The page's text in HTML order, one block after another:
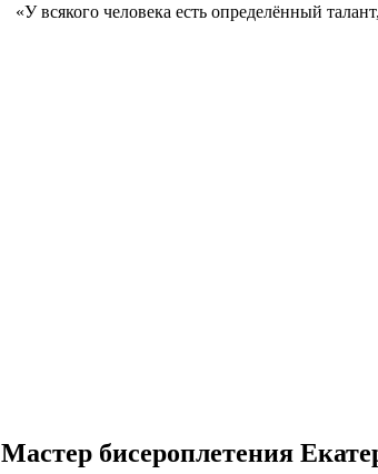
«У всякого человека есть определённый
Мастер бисероплетения